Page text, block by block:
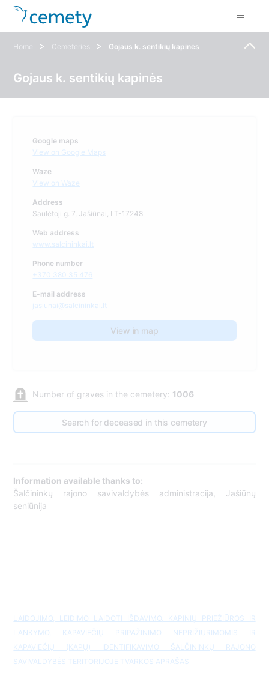
Home > Cemeteries > Gojaus k. sentikių kapinės
Gojaus k. sentikių kapinės
Google maps
View on Google Maps
Waze
View on Waze
Address
Saulėtoji g. 7, Jašiūnai, LT-17248
Web address
www.salcininkai.lt
Phone number
+370 380 35 476
E-mail address
jasiunai@salcininkai.lt
View in map
Number of graves in the cemetery: 1006
Search for deceased in this cemetery
Information available thanks to:
Šalčininkų rajono savivaldybės administracija, Jašiūnų
seniūnija
LAIDOJIMO, LEIDIMO LAIDOTI IŠDAVIMO, KAPINIŲ PRIEŽIŪROS IR
LANKYMO, KAPAVIEČIŲ PRIPAŽINIMO NEPRIŽIŪRIMOMIS IR
KAPAVIEČIŲ (KAPŲ) IDENTIFIKAVIMO ŠALČININKŲ RAJONO
SAVIVALDYBĖS TERITORIJOJE TVARKOS APRAŠAS